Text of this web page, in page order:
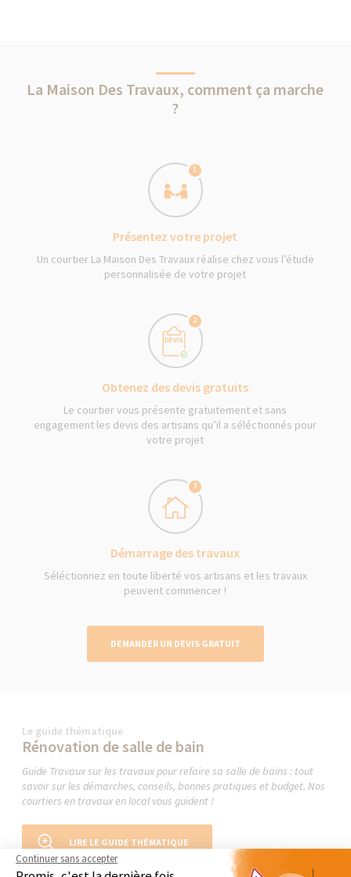
La Maison Des Travaux, comment ça marche
?
1
Présentez votre projet
Un courtier La Maison Des Travaux réalise chez vous l’étude
personnalisée de votre projet
2
Obtenez des devis gratuits
Le courtier vous présente gratuitement et sans
engagement les devis des artisans qu’il a séléctionnés pour
votre projet
3
Démarrage des travaux
Séléctionnez en toute liberté vos artisans et les travaux
peuvent commencer !
DEMANDER UN DEVIS GRATUIT
Le guide thématique
Rénovation de salle de bain
Guide Travaux sur les travaux pour refaire sa salle de bains : tout
savoir sur les démarches, conseils, bonnes pratiques et budget. Nos
courtiers en travaux en local vous guident !
LIRE LE GUIDE THÉMATIQUE
Continuer sans accepter